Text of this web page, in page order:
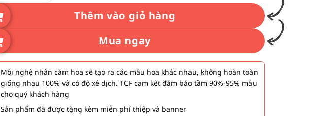
Thêm vào giỏ hàng
Mua ngay
Mỗi nghệ nhân cắm hoa sẽ tạo ra các mẫu hoa khác nhau, không hoàn toàn
giống nhau 100% và có độ xê dịch. TCF cam kết đảm bảo tầm 90%-95% mẫu
cho quý khách hàng
Sản phẩm đã được tặng kèm miễn phí thiệp và banner